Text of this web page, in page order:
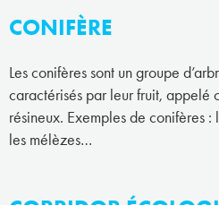
CONIFÈRE
Les conifères sont un groupe
caractérisés par leur fruit, appelé
résineux. Exemples de conifères :
les mélèzes…